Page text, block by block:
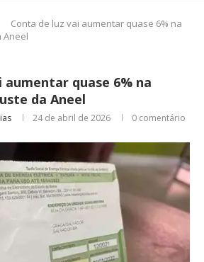
Conta de luz vai aumentar quase 6% na
Aneel
aumentar quase 6% na
da Aneel
24 de abril de 2026 0 comentário